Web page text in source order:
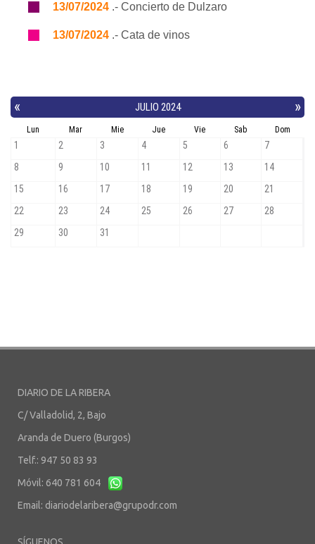
13/07/2024 .- Concierto de Dulzaro
13/07/2024 .- Cata de vinos
DIARIO DE LA RIBERA
C/ Valladolid, 2, Bajo
Aranda de Duero (Burgos)
Telf.: 947 50 83 93
Móvil: 640 781 604
Email: diariodelaribera@grupodr.com